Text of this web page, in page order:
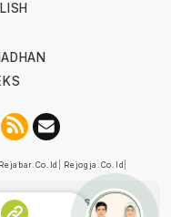
Rejabar.co.id Rejogja.co.id
Dewan Pers